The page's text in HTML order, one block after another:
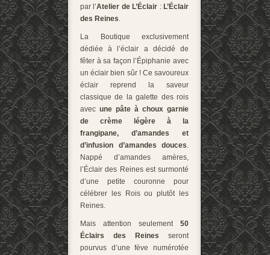
par l’Atelier de L’Éclair : L’Éclair
des Reines.
La Boutique exclusivement
dédiée à l’éclair a décidé de
fêter à sa façon l’Épiphanie avec
un éclair bien sûr ! Ce savoureux
éclair reprend la saveur
classique de la galette des rois
avec une pâte à choux garnie
de crème légère à la
frangipane, d’amandes et
d’infusion d’amandes douces.
Nappé d’amandes amères,
l’Éclair des Reines est surmonté
d’une petite couronne pour
célébrer les Rois ou plutôt les
Reines.
Mais attention seulement 50
Éclairs
des Reines seront
pourvus d’une fève numérotée